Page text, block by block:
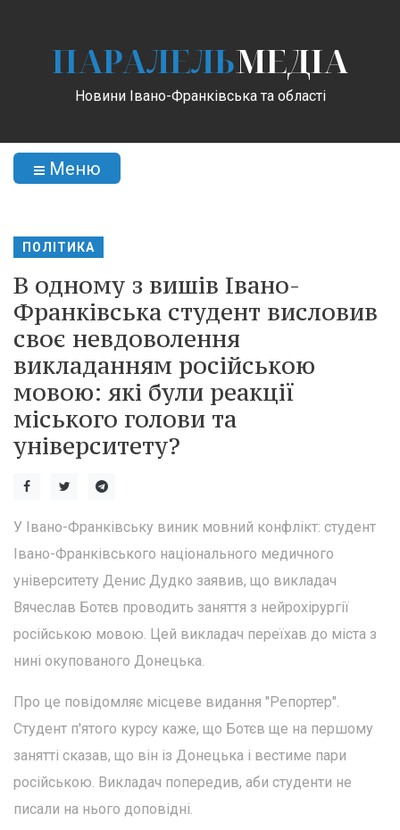
ПАРАЛЕЛЬМЕДІА
Новини Івано-Франківська та області
Меню
ПОЛІТИКА
В одному з вишів Івано-
Франківська студент висловив
своє невдоволення
викладанням російською
мовою: які були реакції
міського голови та
університету?
У Івано-Франківську виник мовний конфлікт: студент
Івано-Франківського національного медичного
університету Денис Дудко заявив, що викладач
Вячеслав Ботєв проводить заняття з нейрохірургії
російською мовою. Цей викладач переїхав до міста з
нині окупованого Донецька.
Про це повідомляє місцеве видання "Репортер".
Студент п'ятого курсу каже, що Ботєв ще на першому
занятті сказав, що він із Донецька і вестиме пари
російською. Викладач попередив, аби студенти не
писали на нього доповідні.